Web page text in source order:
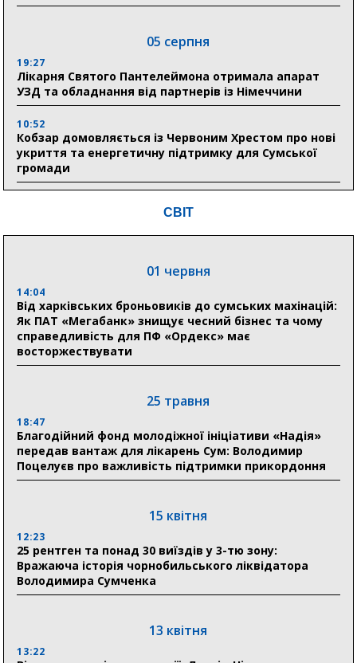
05 серпня
19:27
Лікарня Святого Пантелеймона отримала апарат
УЗД та обладнання від партнерів із Німеччини
10:52
Кобзар домовляється із Червоним Хрестом про нові
укриття та енергетичну підтримку для Сумської
громади
Понад 8 мільйонів книжок згоріли. Як допомогти
04 серпня
20:41
Пенсійний фонд Сумщини спрямував 0,2 млрд грн
на пенсії, страхові виплати та підтримку
прифронтових громад
03 серпня
Романько розширює програму відпочинку дітей із
прифронтової Сумщини: перша група оздоровилася
в Австрії
відновлення житла майже на 6,6 млн грн
31 липня
17:52
СВІТ
01 червня
14:04
Від харківських броньовиків до сумських махінацій:
Як ПАТ «Мегабанк» знищує чесний бізнес та чому
справедливість для ПФ «Ордекс» має
восторжествувати
25 травня
18:47
Благодійний фонд молодіжної ініціативи «Надія»
передав вантаж для лікарень Сум: Володимир
Поцелуєв про важливість підтримки прикордоння
15 квітня
12:23
25 рентген та понад 30 виїздів у 3-тю зону:
Вражаюча історія чорнобильського ліквідатора
Володимира Сумченка
13 квітня
13:22